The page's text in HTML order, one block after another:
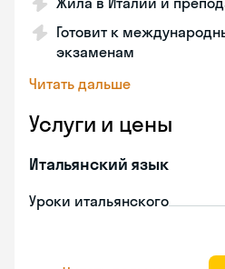
Готовит к
экзаменам
Читать дальше
Услуги и цены
Итальянский язык
Уроки итальянского